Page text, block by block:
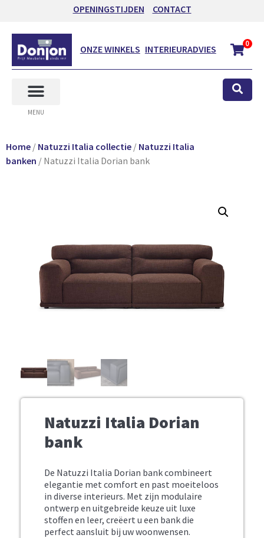
OPENINGSTIJDEN CONTACT
ONZE WINKELS INTERIEURADVIES 0
MENU
Home / Natuzzi Italia collectie / Natuzzi Italia
banken / Natuzzi Italia Dorian bank
Natuzzi Italia Dorian
bank
De Natuzzi Italia Dorian bank combineert
elegantie met comfort en past moeiteloos
in diverse interieurs. Met zijn modulaire
ontwerp en uitgebreide keuze uit luxe
stoffen en leer, creëert u een bank die
perfect aansluit bij uw woonwensen.